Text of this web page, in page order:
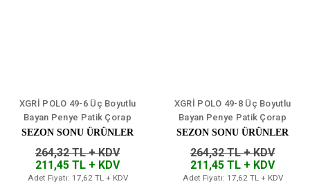
XGRİ POLO 49-6 Üç Boyutlu
Bayan Penye Patik Çorap
12'li
SEZON SONU ÜRÜNLER
264,32 TL + KDV
211,45 TL + KDV
Adet Fiyatı: 17,62 TL + KDV
XGRİ POLO 49-8 Üç Boyutlu
Bayan Penye Patik Çorap
12'li
SEZON SONU ÜRÜNLER
264,32 TL + KDV
211,45 TL + KDV
Adet Fiyatı: 17,62 TL + KDV